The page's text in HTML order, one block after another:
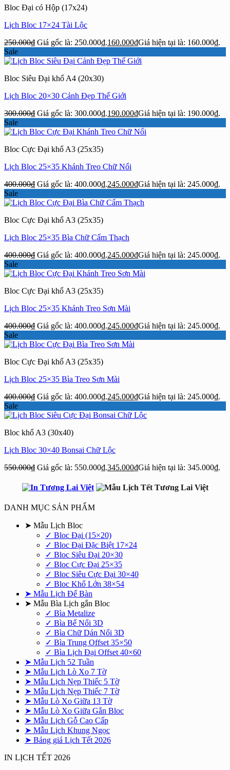
Bloc Đại có Hộp (17x24)
Lịch Bloc 17×24 Tài Lộc
250.000₫ Giá gốc là: 250.000₫.160.000₫Giá hiện tại là: 160.000₫.
Sale
Bloc Siêu Đại khổ A4 (20x30)
Lịch Bloc 20×30 Cảnh Đẹp Thế Giới
300.000₫ Giá gốc là: 300.000₫.190.000₫Giá hiện tại là: 190.000₫.
Sale
Bloc Cực Đại khổ A3 (25x35)
Lịch Bloc 25×35 Khánh Treo Chữ Nổi
400.000₫ Giá gốc là: 400.000₫.245.000₫Giá hiện tại là: 245.000₫.
Sale
Bloc Cực Đại khổ A3 (25x35)
Lịch Bloc 25×35 Bìa Chữ Cẩm Thạch
400.000₫ Giá gốc là: 400.000₫.245.000₫Giá hiện tại là: 245.000₫.
Sale
Bloc Cực Đại khổ A3 (25x35)
Lịch Bloc 25×35 Khánh Treo Sơn Mài
400.000₫ Giá gốc là: 400.000₫.245.000₫Giá hiện tại là: 245.000₫.
Sale
Bloc Cực Đại khổ A3 (25x35)
Lịch Bloc 25×35 Bìa Treo Sơn Mài
400.000₫ Giá gốc là: 400.000₫.245.000₫Giá hiện tại là: 245.000₫.
Sale
Bloc khổ A3 (30x40)
Lịch Bloc 30×40 Bonsai Chữ Lộc
550.000₫ Giá gốc là: 550.000₫.345.000₫Giá hiện tại là: 345.000₫.
DANH MỤC SẢN PHẨM
➤ Mẫu Lịch Bloc
✓ Bloc Đại (15×20)
✓ Bloc Đại Đặc Biệt 17×24
✓ Bloc Siêu Đại 20×30
✓ Bloc Cực Đại 25×35
✓ Bloc Siêu Cực Đại 30×40
✓ Bloc Khổ Lớn 38×54
➤ Mẫu Lịch Để Bàn
➤ Mẫu Bìa Lịch gắn Bloc
✓ Bìa Metalize
✓ Bìa Bế Nổi 3D
✓ Bìa Chữ Dán Nổi 3D
✓ Bìa Trung Offset 35×50
✓ Bìa Lịch Đại Offset 40×60
➤ Mẫu Lịch 52 Tuần
➤ Mẫu Lịch Lò Xo 7 Tờ
➤ Mẫu Lịch Nẹp Thiếc 5 Tờ
➤ Mẫu Lịch Nẹp Thiếc 7 Tờ
➤ Mẫu Lò Xo Giữa 13 Tờ
➤ Mẫu Lò Xo Giữa Gắn Bloc
➤ Mẫu Lịch Gỗ Cao Cấp
➤ Mẫu Lịch Khung Ngọc
➤ Bảng giá Lịch Tết 2026
IN LỊCH TẾT 2026